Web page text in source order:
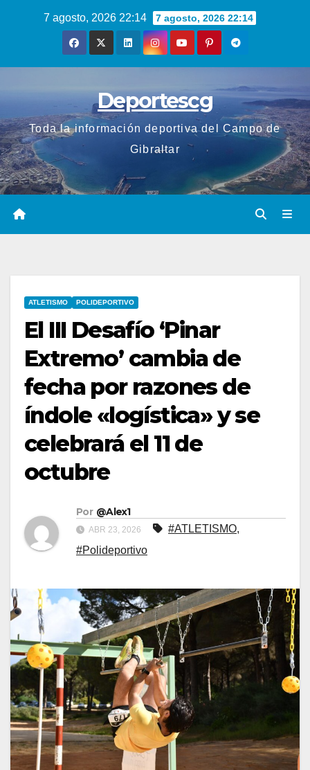
7 agosto, 2026 22:14 7 agosto, 2026 22:14
Deportescg
Toda la información deportiva del Campo de
Gibraltar
ATLETISMO POLIDEPORTIVO
El III Desafío ‘Pinar
Extremo’ cambia de
fecha por razones de
índole «logística» y se
celebrará el 11 de
octubre
Por @Alex1
ABR 23, 2026 #ATLETISMO,
#Polideportivo